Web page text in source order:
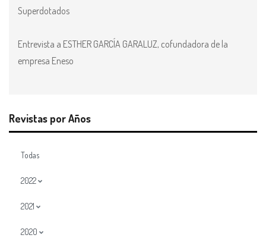
Superdotados
Entrevista a ESTHER GARCÍA GARALUZ, cofundadora de la
empresa Eneso
Revistas por Años
Todas
2022
2021
2020